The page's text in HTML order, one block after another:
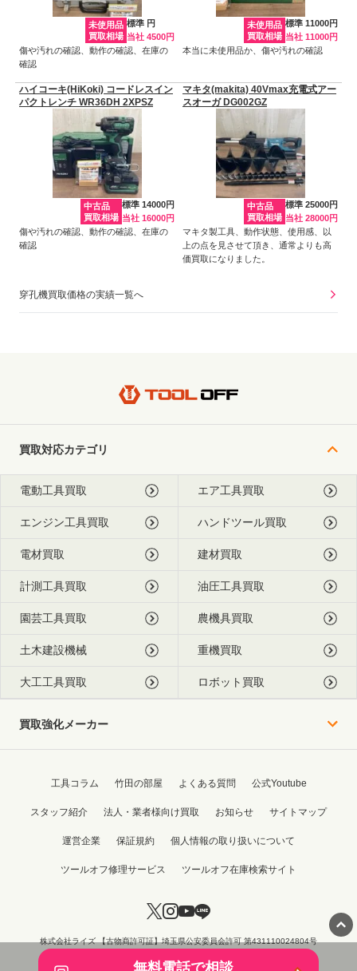
無料電話で相談
未使用品
買取相場
標準 円
当社 4500円
傷や汚れの確認、動作の確認、在庫の
確認
未使用品
買取相場
標準 11000円
当社 11000円
本当に未使用品か、傷や汚れの確認
ハイコーキ(HiKoki) コードレスイン
パクトレンチ WR36DH 2XPSZ
中古品
買取相場
標準 14000円
当社 16000円
傷や汚れの確認、動作の確認、在庫の
確認
マキタ(makita) 40Vmax充電式アー
スオーガ DG002GZ
中古品
買取相場
標準 25000円
当社 28000円
マキタ製工具、動作状態、使用感、以
上の点を見させて頂き、通常よりも高
価買取になりました。
穿孔機買取価格の実績一覧へ
買取対応カテゴリ
電動工具買取 エア工具買取
エンジン工具買取 ハンドツール買取
電材買取 建材買取
計測工具買取 油圧工具買取
園芸工具買取 農機具買取
土木建設機械 重機買取
大工工具買取 ロボット買取
買取強化メーカー
工具コラム 竹田の部屋 よくある質問 公式Youtube
スタッフ紹介 法人・業者様向け買取 お知らせ サイトマップ
運営企業 保証規約 個人情報の取り扱いについて
ツールオフ修理サービス ツールオフ在庫検索サイト
株式会社ライズ 【古物商許可証】埼玉県公安委員会許可 第431110024804号